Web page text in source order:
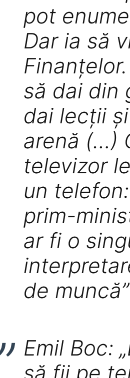
pot
Dar ia să
să dai din
dai lecţii
arenă (…)
televizor
un
prim-
ar fi o
de muncă”
Emil Boc:
să fii pe